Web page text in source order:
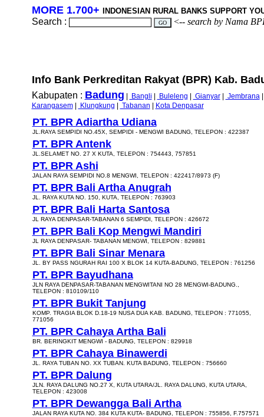
MORE 1.700+ INDONESIAN RURAL BANKS SUPPORT
Search : <-- search by Nama
Info Bank Perkreditan Rakyat (BPR) Kab.
Kabupaten : Badung Bangli Buleleng Gianyar| Jembrana
Karangasem| Klungkung Tabanan Kota Denpasar
PT. BPR Adiartha Udiana
JL.RAYA SEMPIDI NO.45X, SEMPIDI - MENGWI BADUNG, TELEPON : 422387
PT. BPR Antenk
JL.SELAMET NO. 27 X KUTA, TELEPON : 754443, 757851
PT. BPR Ashi
JALAN RAYA SEMPIDI NO.8 MENGWI, TELEPON : 422417/8973 (F)
PT. BPR Bali Artha Anugrah
JL. RAYA KUTA NO. 150, KUTA, TELEPON : 763903
PT. BPR Bali Harta Santosa
JL RAYA DENPASAR-TABANAN 6 SEMPIDI, TELEPON : 426672
PT. BPR Bali Kop Mengwi Mandiri
JL RAYA DENPASAR- TABANAN MENGWI, TELEPON : 829881
PT. BPR Bali Sinar Menara
JL. BY PASS NGURAH RAI 100 X BLOK 14 KUTA-BADUNG, TELEPON : 761256
PT. BPR Bayudhana
JLN RAYA DENPASAR-TABANAN MENGWITANI NO 28 MENGWI-BADUNG.,
TELEPON : 810109/110
PT. BPR Bukit Tanjung
KOMP. TRAGIA BLOK D.18-19 NUSA DUA KAB. BADUNG, TELEPON : 771055,
771056
PT. BPR Cahaya Artha Bali
BR. BERINGKIT MENGWI - BADUNG, TELEPON : 829918
PT. BPR Cahaya Binawerdi
JL. RAYA TUBAN NO. XX TUBAN. KUTA BADUNG, TELEPON : 756660
PT. BPR Dalung
JLN. RAYA DALUNG NO.27 X, KUTA UTARA/JL. RAYA DALUNG, KUTA UTARA,
TELEPON : 423008
PT. BPR Dewangga Bali Artha
JALAN RAYA KUTA NO. 384 KUTA KUTA- BADUNG, TELEPON : 755856, F.757571